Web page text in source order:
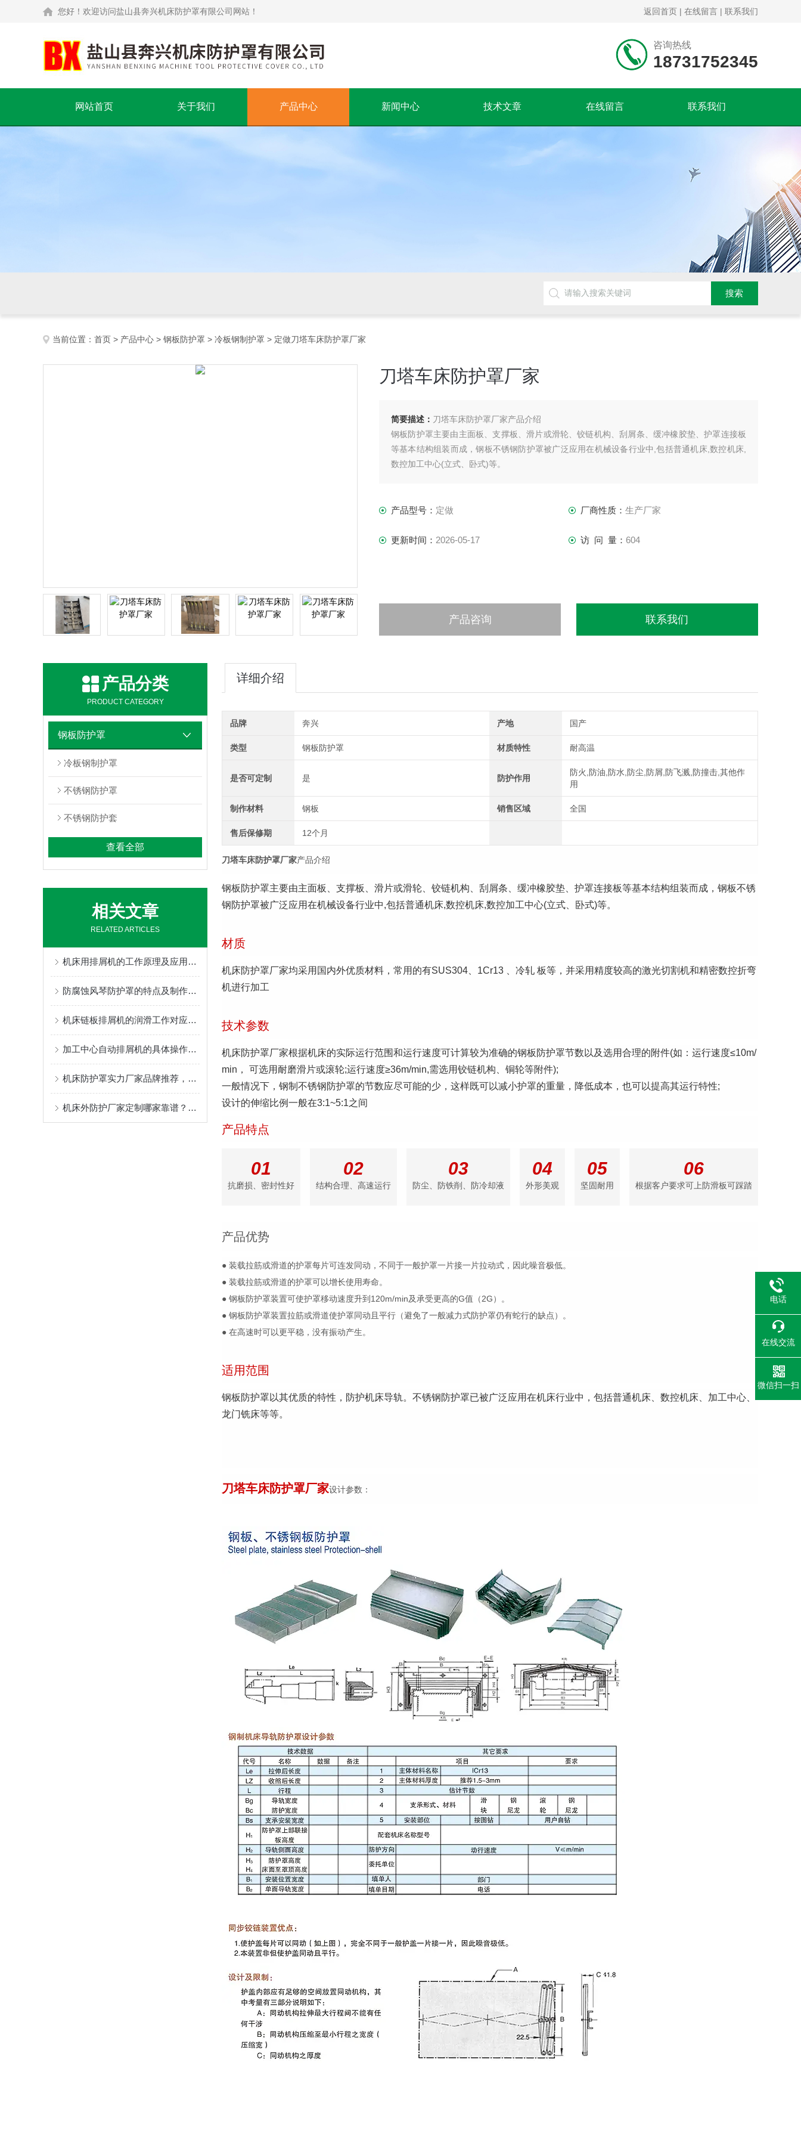
您好！欢迎访问盐山县奔兴机床防护罩有限公司网站！ 返回首页 | 在线留言 | 联系我们
咨询热线
18731752345
网站首页 关于我们 产品中心 新闻中心 技术文章 在线留言 联系我们
当前位置： 首页 > 产品中心 > 钢板防护罩 > 冷板钢制护罩 > 定做刀塔车床防护罩厂家
刀塔车床防护罩厂家
简要描述： 刀塔车床防护罩厂家产品介绍
钢板防护罩主要由主面板、支撑板、滑片或滑轮、铰链机构、刮屑条、缓冲橡胶垫、护罩连接板
等基本结构组装而成，钢板不锈钢防护罩被广泛应用在机械设备行业中,包括普通机床,数控机床,
数控加工中心(立式、卧式)等。
产品型号： 定做 厂商性质： 生产厂家
更新时间： 2026-05-17 访 问 量： 604
产品咨询 联系我们
产品分类
PRODUCT CATEGORY
钢板防护罩
冷板钢制护罩
不锈钢防护罩
不锈钢防护套
查看全部
相关文章
RELATED ARTICLES
机床用排屑机的工作原理及应用领域
防腐蚀风琴防护罩的特点及制作使用的三种方式
机床链板排屑机的润滑工作对应用是否有影响
加工中心自动排屑机的具体操作流程分析
机床防护罩实力厂家品牌推荐，盐山县奔兴质量稳定售后服务好
机床外防护厂家定制哪家靠谱？奔兴的柔性生产与快速响应机制
详细介绍
品牌 奔兴 产地 国产
类型 钢板防护罩 材质特性 耐高温
是否可定制 是 防护作用
防火,防油,防水,防尘,防屑,防飞溅,防撞击,其他作
用
制作材料 钢板 销售区域 全国
售后保修期 12个月
刀塔车床防护罩厂家产品介绍
钢板防护罩主要由主面板、支撑板、滑片或滑轮、铰链机构、刮屑条、缓冲橡胶垫、护罩连接板等基本结构组装而成，钢板不锈
钢防护罩被广泛应用在机械设备行业中,包括普通机床,数控机床,数控加工中心(立式、卧式)等。
材质
机床防护罩厂家均采用国内外优质材料，常用的有SUS304、1Cr13 、冷轧 板等，并采用精度较高的激光切割机和精密数控折弯
机进行加工
技术参数
机床防护罩厂家根据机床的实际运行范围和运行速度可计算较为准确的钢板防护罩节数以及选用合理的附件(如：运行速度≤10m/
min， 可选用耐磨滑片或滚轮;运行速度≥36m/min,需选用铰链机构、铜轮等附件);
一般情况下，钢制不锈钢防护罩的节数应尽可能的少，这样既可以减小护罩的重量，降低成本，也可以提高其运行特性;
设计的伸缩比例一般在3:1~5:1之间
产品特点
01
抗磨损、密封性好
02
结构合理、高速运行
03
防尘、防铁削、防冷却液
04
外形美观
05
坚固耐用
06
根据客户要求可上防滑板可踩踏
产品优势
● 装载拉筋或滑道的护罩每片可连发同动，不同于一般护罩一片接一片拉动式，因此噪音极低。
● 装载拉筋或滑道的护罩可以增长使用寿命。
● 钢板防护罩装置可使护罩移动速度升到120m/min及承受更高的G值（2G）。
● 钢板防护罩装置拉筋或滑道使护罩同动且平行（避免了一般减力式防护罩仍有蛇行的缺点）。
● 在高速时可以更平稳，没有振动产生。
适用范围
钢板防护罩以其优质的特性，防护机床导轨。不锈钢防护罩已被广泛应用在机床行业中，包括普通机床、数控机床、加工中心、
龙门铣床等等。
刀塔车床防护罩厂家设计参数：
电话
在线交流
微信扫一扫